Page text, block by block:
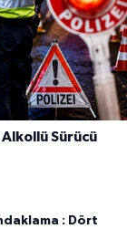
Sürücü
: Dört